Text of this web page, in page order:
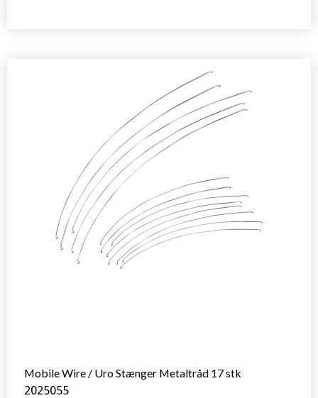
Mobile Wire / Uro Stænger Metaltråd 17 stk
2025055